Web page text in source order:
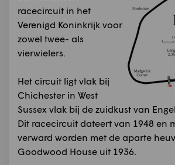
racecircuit in het
Verenigd Koninkrijk voor
zowel twee- als
vierwielers.
Het circuit ligt vlak bij
Chichester in West
Sussex vlak bij de zuidkust van
Dit racecircuit dateert van 1948 en
verward worden met de aparte
Goodwood House uit 1936.